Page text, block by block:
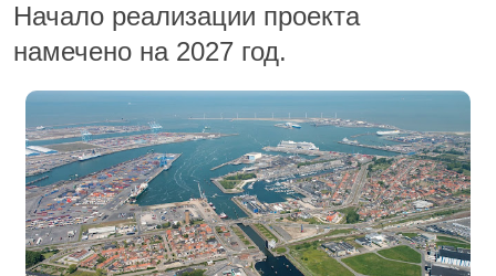
Начало реализации проекта
намечено на 2027 год.